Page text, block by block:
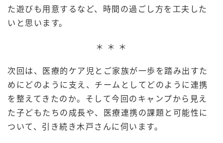
た遊びも用意するなど、時間の過ごし方を工夫した
いと思います。
＊ ＊ ＊
次回は、医療的ケア児とご家族が一歩を踏み出すた
めにどのように支え、チームとしてどのように連携
を整えてきたのか。そして今回のキャンプから見え
た子どもたちの成長や、医療連携の課題と可能性に
ついて、引き続き木戸さんに伺います。